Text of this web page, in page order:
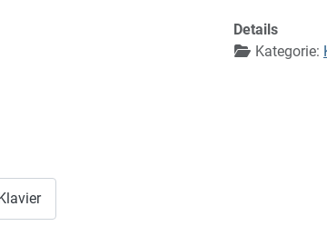
Details
Kategorie: